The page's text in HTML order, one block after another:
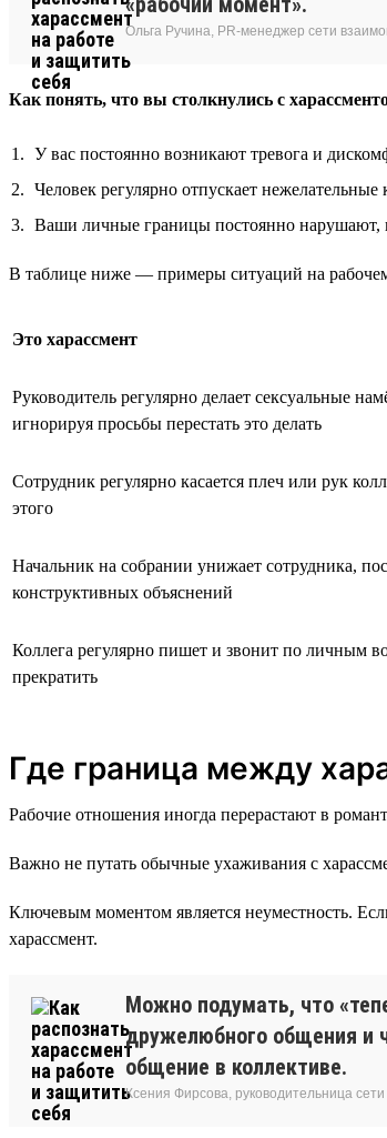
Ольга Ручина, PR-менеджер сети
Как понять, что вы столкнулись с
У вас постоянно возникают тревога и
Человек регулярно отпускает
Ваши личные границы постоянно нарушают,
В таблице ниже — примеры ситуаций на рабочем
Это харассмент
Руководитель регулярно делает сексуальные
игнорируя просьбы перестать это делать
Сотрудник регулярно касается плеч или рук
этого
Начальник на собрании унижает сотрудника,
конструктивных объяснений
Коллега регулярно пишет и звонит по личным
прекратить
Где граница между
Рабочие отношения иногда перерастают в
Важно не путать обычные ухаживания с
Ключевым моментом является неуместность.
харассмент.
Можно подумать, что
дружелюбного общения и
общение в коллективе.
Ксения Фирсова, руководительница